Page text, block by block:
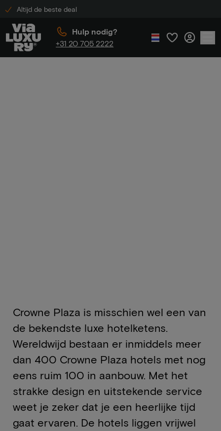
Altijd de beste deal
Hulp nodig?
+31 20 705 2222
Crowne Plaza is misschien wel een van
de bekendste luxe hotelketens.
Wereldwijd bestaan er inmiddels meer
dan 400 Crowne Plaza hotels met nog
eens ruim 100 in aanbouw. Met het
strakke design en uitstekende service
weet je zeker dat je een heerlijke tijd
gaat ervaren. De hotels liggen vrijwel